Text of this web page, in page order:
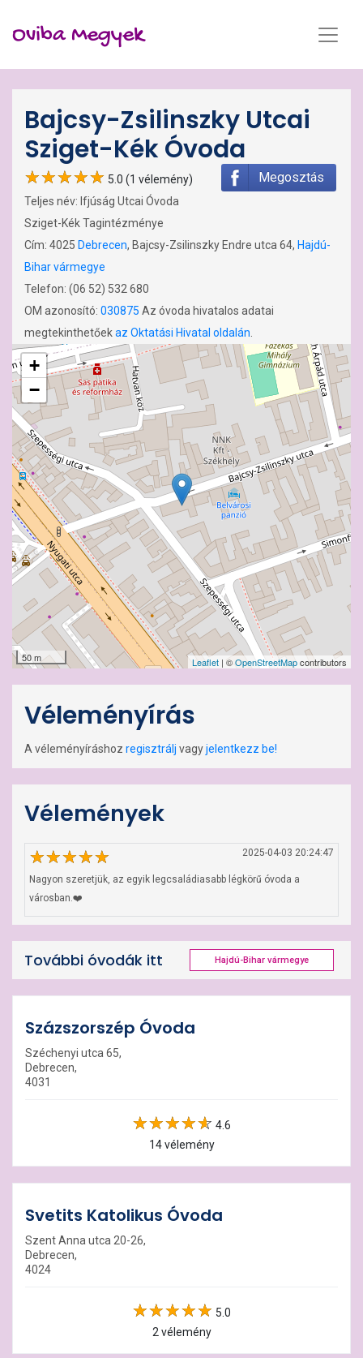
Oviba Megyek
Bajcsy-Zsilinszky Utcai
Sziget-Kék Óvoda
Megosztás
5.0 (1 vélemény)
Teljes név: Ifjúság Utcai Óvoda
Sziget-Kék Tagintézménye
Cím: 4025 Debrecen, Bajcsy-Zsilinszky Endre utca 64, Hajdú-
Bihar vármegye
Telefon: (06 52) 532 680
OM azonosító: 030875 Az óvoda hivatalos adatai
megtekinthetőekaz Oktatási Hivatal oldalán
+
−
50 m Leaflet | ©OpenStreetMapcontributors
Véleményírás
A véleményíráshoz regisztrálj vagyjelentkezz be!
Vélemények
2025-04-03 20:24:47
Nagyon szeretjük, az egyik legcsaládiasabb légkörű óvoda a
városban.❤️
További óvodák itt Hajdú-Bihar vármegye
Százszorszép Óvoda
Széchenyi utca 65,
Debrecen,
4031
4.6
14 vélemény
Svetits Katolikus Óvoda
Szent Anna utca 20-26,
Debrecen,
4024
5.0
2 vélemény